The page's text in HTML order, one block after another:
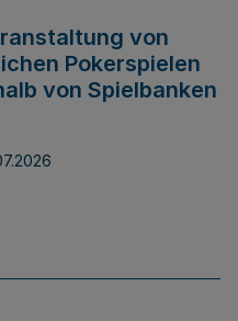
von
Pokerspielen
von Spielbanken